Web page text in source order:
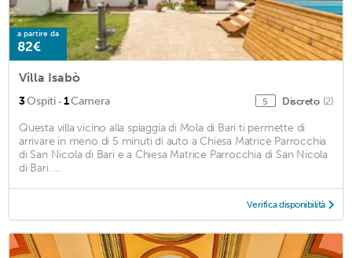
a partire da
82€
Villa Isabò
3Ospiti · 1Camera 5 Discreto (2)
Questa villa vicino alla spiaggia di Mola di Bari ti permette di
arrivare in meno di 5 minuti di auto a Chiesa Matrice Parrocchia
di San Nicola di Bari e a Chiesa Matrice Parrocchia di San Nicola
di Bari. ...
Verifica disponibilità